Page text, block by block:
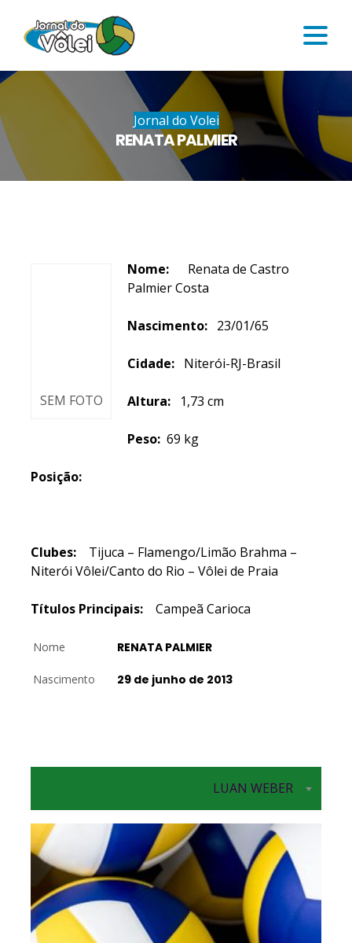
Jornal do Volei
RENATA PALMIER
SEM FOTO
Nome: Renata de Castro
Palmier Costa
Nascimento: 23/01/65
Cidade: Niterói-RJ-Brasil
Altura: 1,73 cm
Peso: 69 kg
Posição:
Clubes: Tijuca – Flamengo/Limão Brahma –
Niterói Vôlei/Canto do Rio – Vôlei de Praia
Títulos Principais: Campeã Carioca
Nome RENATA PALMIER
Nascimento 29 de junho de 2013
LUAN WEBER